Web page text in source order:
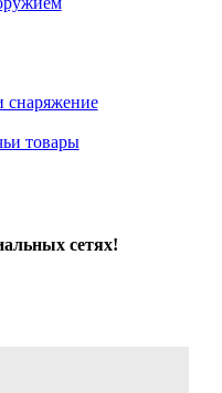
снаряжение
товары
сетях!